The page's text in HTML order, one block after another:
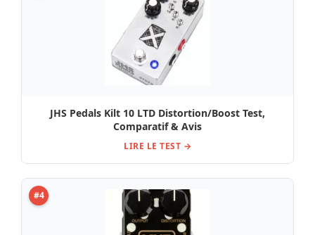
JHS Pedals Kilt 10 LTD Distortion/Boost Test,
Comparatif & Avis
LIRE LE TEST →
#4